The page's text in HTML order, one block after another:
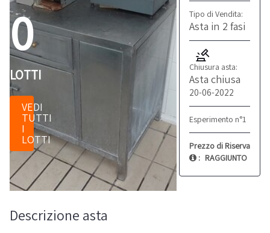
0
LOTTI
VEDI
TUTTI
I
LOTTI
Tipo di Vendita:
Asta in 2 fasi
Chiusura asta:
Asta chiusa
20-06-2022
Esperimento n°1
Prezzo di Riserva
: RAGGIUNTO
Descrizione asta